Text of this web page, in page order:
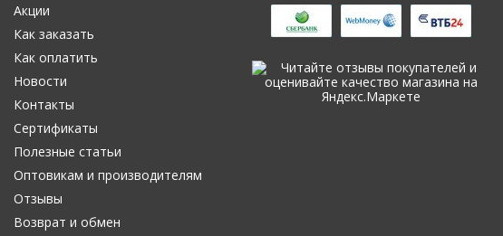
Акции
Как заказать
Как оплатить
Новости
Контакты
Сертификаты
Полезные статьи
Оптовикам и производителям
Отзывы
Возврат и обмен